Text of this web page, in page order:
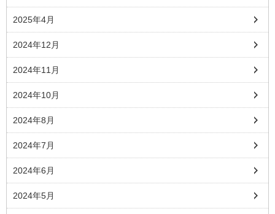
2025年4月
2024年12月
2024年11月
2024年10月
2024年8月
2024年7月
2024年6月
2024年5月